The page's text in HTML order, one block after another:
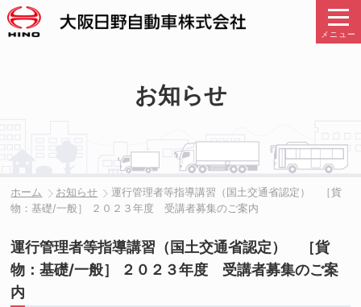
メニュー
お知らせ
ホーム お知らせ
運行管理者等指導講習（国土交通省認定） ［貨
物：基礎/一般］ ２０２３年度 受講者募集のご案内
運行管理者等指導講習（国土交通省認定） ［貨
物：基礎/一般］ ２０２３年度 受講者募集のご案
内